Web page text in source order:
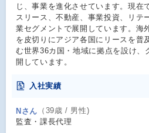
じ、事業を進化させています。現在
スリース、不動産、事業投資、リテ
業セグメントで展開しています。海
を皮切りにアジア各国にリースを普
む世界36カ国・地域に拠点を設け、
開しています。
入社実績
Nさん （39歳 / 男性)
監査・課長代理